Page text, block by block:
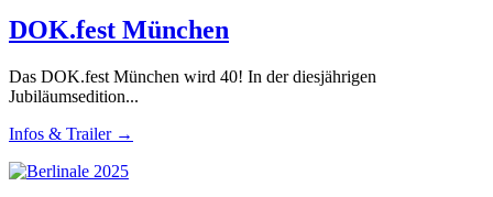
DOK.fest München
Das DOK.fest München wird 40! In der diesjährigen
Jubiläumsedition...
Infos & Trailer →